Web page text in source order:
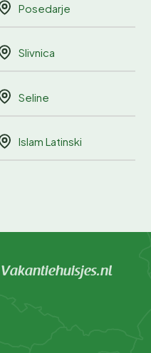
Posedarje
Slivnica
Seline
Islam Latinski